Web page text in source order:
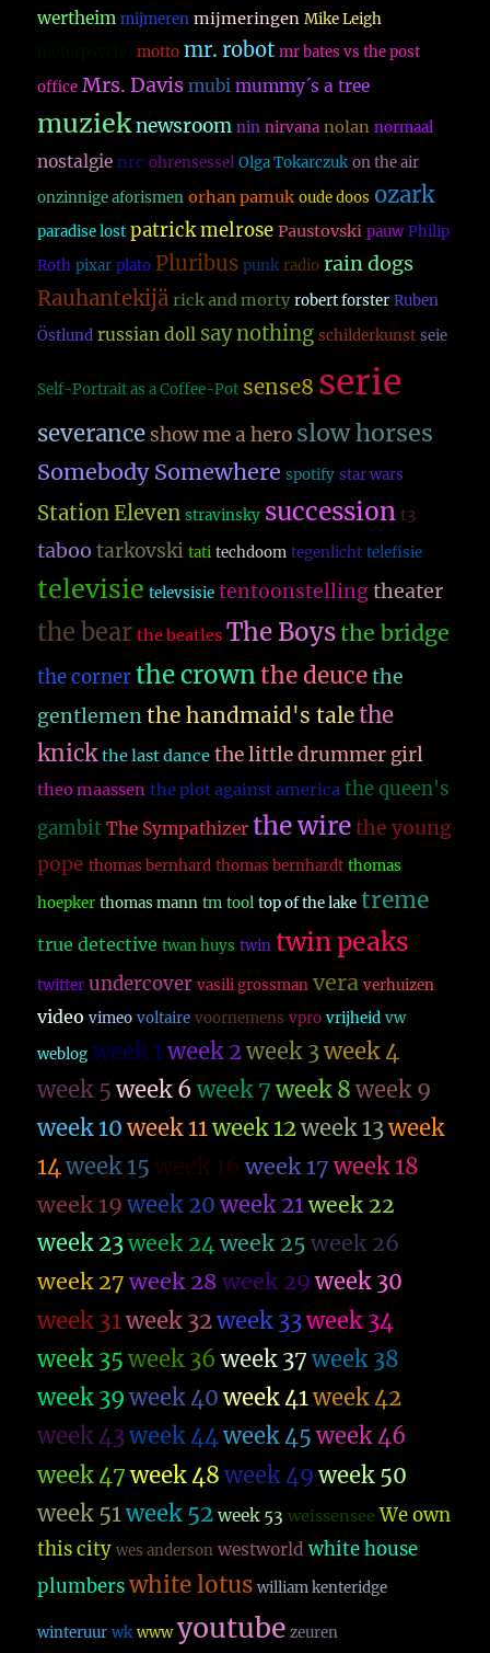
wertheim mijmeren mijmeringen Mike Leigh
motto mr. robot mr bates vs the post
office Mrs. Davis mubi mummy´s a tree
muzieknewsroom nin nirvana nolan normaal
nostalgie nrc ohrensessel Olga Tokarczuk on the air
onzinnige aforismen orhan pamuk oude doos ozark
paradise lost patrick melrose Paustovski pauw Philip
Roth pixar plato Pluribus punk radio rain dogs
Rauhantekijä rick and morty robert forster Ruben
Östlund russian doll say nothing schilderkunst seie
Self-Portrait as a Coffee-Pot sense8 serie
severance show me a hero slow horses
Somebody Somewhere spotify star wars
Station Eleven stravinsky succession t3
taboo tarkovski tati techdoom tegenlicht telefisie
televisie televsisie tentoonstelling theater
the bear the beatles The Boysthe bridge
the corner the crownthe deuce the
gentlemen the handmaid's talethe
knick the last dance the little drummer girl
theo maassen the plot against america the queen's
gambit The Sympathizer the wire the young
pope thomas bernhard thomas bernhardt thomas
hoepker thomas mann tm tool top of the lake treme
true detective twan huys twin twin peaks
twitter undercover vasili grossman vera verhuizen
video vimeo voltaire voornemens vpro vrijheid vw
weblog week 1week 2week 3week 4
week 5 week 6 week 7 week 8 week 9
week 10 week 11week 12week 13week
14week 15 week 16 week 17 week 18
week 19 week 20 week 21week 22
week 23week 24week 25 week 26
week 27 week 28 week 29 week 30
week 31week 32week 33week 34
week 35 week 36 week 37 week 38
week 39 week 40 week 41week 42
week 43week 44week 45 week 46
week 47 week 48 week 49 week 50
week 51week 52 week 53 weissensee We own
this city wes anderson westworld white house
plumbers white lotus william kenteridge
winteruur wk www youtube zeuren